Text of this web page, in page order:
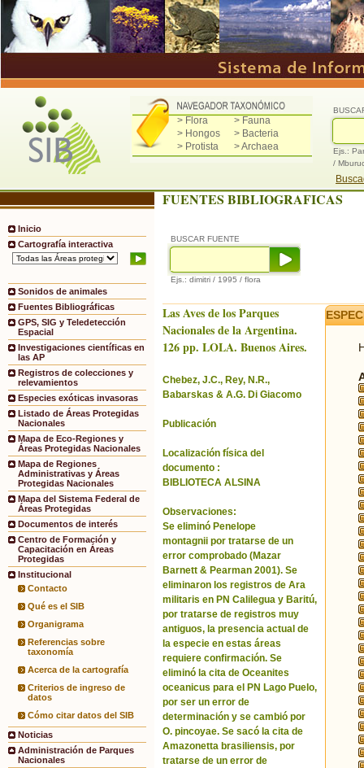
> Flora
> Fauna
> Hongos
> Bacteria
> Protista
> Archaea
Ejs.:
/
Inicio
Cartografía interactiva
Sonidos de animales
Fuentes Bibliográficas
GPS, SIG y Teledetección
Espacial
Investigaciones científicas en
las AP
Registros de colecciones y
relevamientos
Especies exóticas invasoras
Listado de Áreas Protegidas
Nacionales
Mapa de Eco-Regiones y
Áreas Protegidas Nacionales
Mapa de Regiones
Administrativas y Áreas
Protegidas Nacionales
Mapa del Sistema Federal de
Áreas Protegidas
Documentos de interés
Centro de Formación y
Capacitación en Áreas
Protegidas
Institucional
Contacto
Qué es el SIB
Organigrama
Referencias sobre
taxonomía
Acerca de la cartografía
Criterios de ingreso de
datos
Cómo citar datos del SIB
Noticias
Administración de Parques
Nacionales
FUENTES BIBLIOGRAFICAS
BUSCAR FUENTE
Ejs.: dimitri / 1995 / flora
Las Aves de los Parques
Nacionales de la Argentina.
126 pp. LOLA. Buenos Aires.
Chebez, J.C., Rey, N.R.,
Babarskas & A.G. Di Giacomo
Publicación
Localización física del
documento :
BIBLIOTECA ALSINA
Observaciones:
Se eliminó Penelope
montagnii por tratarse de un
error comprobado (Mazar
Barnett & Pearman 2001). Se
eliminaron los registros de Ara
militaris en PN Calilegua y Baritú,
por tratarse de registros muy
antiguos, la presencia actual de
la especie en estas áreas
requiere confirmación. Se
eliminó la cita de Oceanites
oceanicus para el PN Lago Puelo,
por ser un error de
determinación y se cambió por
O. pincoyae. Se sacó la cita de
Amazonetta brasiliensis, por
tratarse de un error de